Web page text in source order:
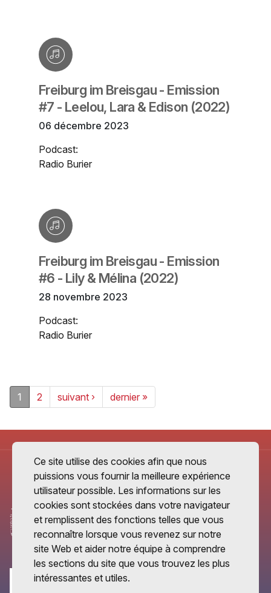
Freiburg im Breisgau - Emission
#7 - Leelou, Lara & Edison (2022)
06 décembre 2023
Podcast:
Radio Burier
Freiburg im Breisgau - Emission
#6 - Lily & Mélina (2022)
28 novembre 2023
Podcast:
Radio Burier
1 2 suivant › dernier »
Ce site utilise des cookies afin que nous
puissions vous fournir la meilleure expérience
utilisateur possible. Les informations sur les
cookies sont stockées dans votre navigateur
et remplissent des fonctions telles que vous
reconnaître lorsque vous revenez sur notre
site Web et aider notre équipe à comprendre
les sections du site que vous trouvez les plus
intéressantes et utiles.